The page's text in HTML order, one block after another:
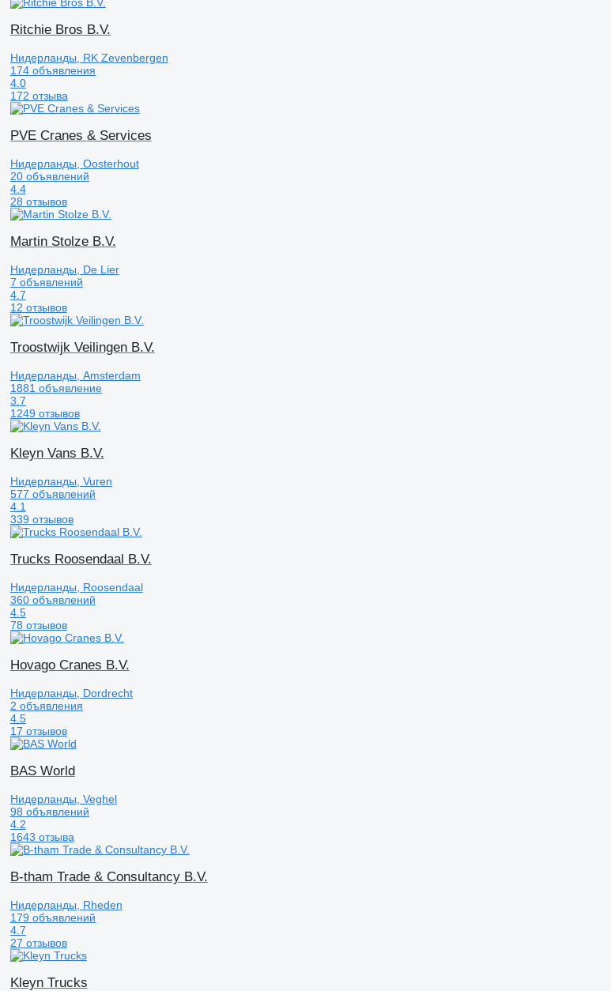
Ritchie Bros B.V.
Нидерланды, RK Zevenbergen
174 объявления
4.0
172 отзыва
PVE Cranes & Services
Нидерланды, Oosterhout
20 объявлений
4.4
28 отзывов
Martin Stolze B.V.
Нидерланды, De Lier
7 объявлений
4.7
12 отзывов
Troostwijk Veilingen B.V.
Нидерланды, Amsterdam
1881 объявление
3.7
1249 отзывов
Kleyn Vans B.V.
Нидерланды, Vuren
577 объявлений
4.1
339 отзывов
Trucks Roosendaal B.V.
Нидерланды, Roosendaal
360 объявлений
4.5
78 отзывов
Hovago Cranes B.V.
Нидерланды, Dordrecht
2 объявления
4.5
17 отзывов
BAS World
Нидерланды, Veghel
98 объявлений
4.2
1643 отзыва
B-tham Trade & Consultancy B.V.
Нидерланды, Rheden
179 объявлений
4.7
27 отзывов
Kleyn Trucks